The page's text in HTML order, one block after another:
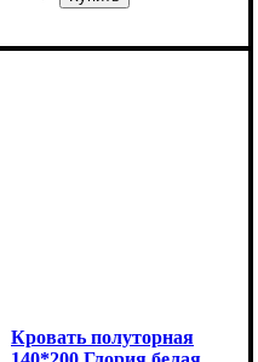
Ширина: 160 см
Кровать полуторная